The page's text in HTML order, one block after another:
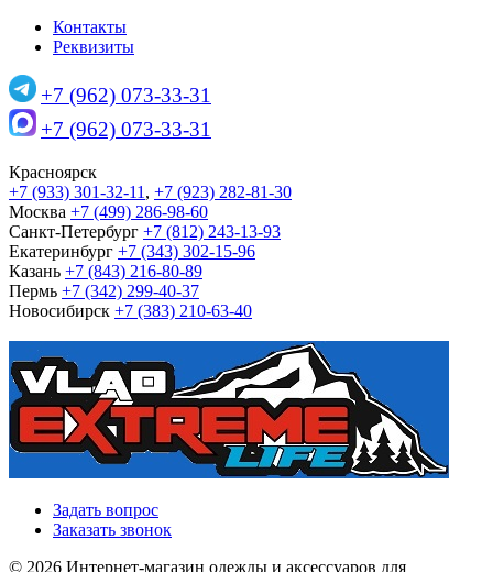
Контакты
Реквизиты
+7 (962) 073-33-31
+7 (962) 073-33-31
Красноярск
+7 (933) 301-32-11 , +7 (923) 282-81-30
Москва +7 (499) 286-98-60
Санкт-Петербург +7 (812) 243-13-93
Екатеринбург +7 (343) 302-15-96
Казань +7 (843) 216-80-89
Пермь +7 (342) 299-40-37
Новосибирск +7 (383) 210-63-40
Задать вопрос
Заказать звонок
© 2026 Интернет-магазин одежды и аксессуаров для